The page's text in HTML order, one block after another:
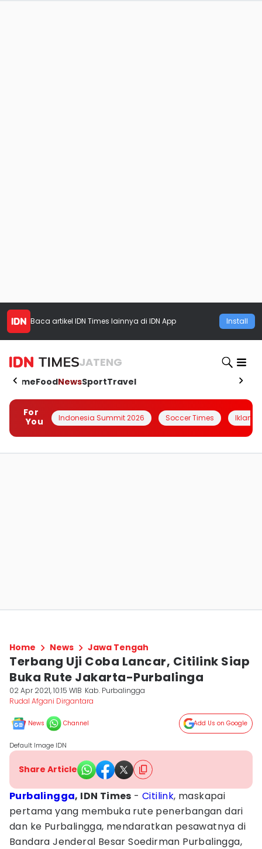
Baca artikel IDN Times lainnya di IDN App Install
JATENG
HomeFoodNewsSportTravel
For
You
Indonesia Summit 2026 Soccer Times Iklanin
Home News Jawa Tengah
Terbang Uji Coba Lancar, Citilink Siap
Buka Rute Jakarta-Purbalinga
02 Apr 2021, 10:15 WIB Kab. Purbalingga
Rudal Afgani Dirgantara
News Channel Add Us on Google
Default Image IDN
Share Article
Purbalingga, IDN Times -Citilink, maskapai
pertama yang membuka rute penerbangan dari
dan ke Purbalingga, mendaratkan pesawatnya di
Bandara Jenderal Besar Soedirman Purbalingga,